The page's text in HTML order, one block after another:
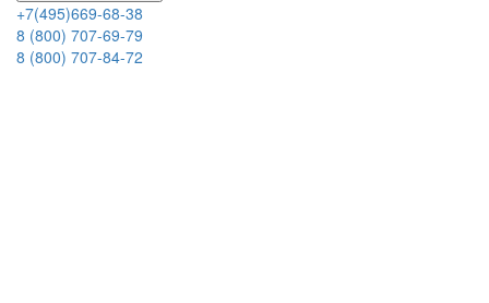
+7(495)669-68-38
8 (800) 707-69-79
8 (800) 707-84-72